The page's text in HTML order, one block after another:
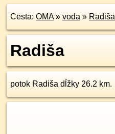
Cesta: OMA» voda » Radiša
Radiša
potok Radiša dĺžky 26.2 km.